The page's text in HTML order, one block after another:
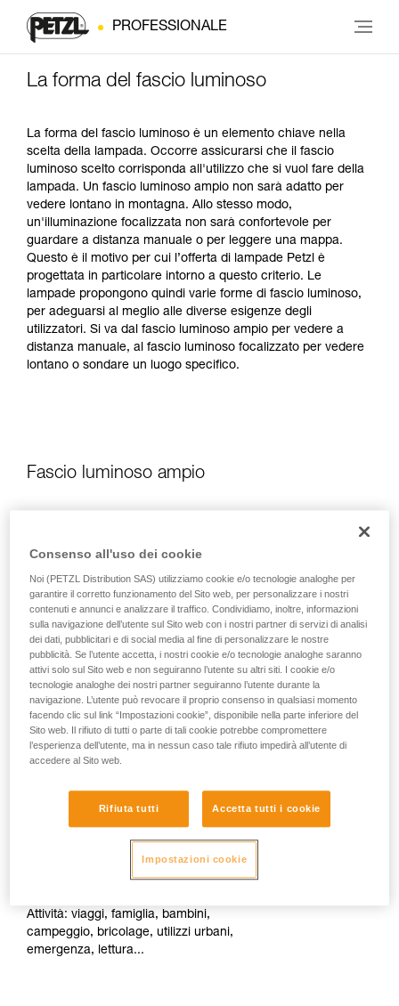
PROFESSIONALE
La forma del fascio luminoso
La forma del fascio luminoso è un elemento chiave nella
scelta della lampada. Occorre assicurarsi che il fascio
luminoso scelto corrisponda all'utilizzo che si vuol fare della
lampada. Un fascio luminoso ampio non sarà adatto per
vedere lontano in montagna. Allo stesso modo,
un'illuminazione focalizzata non sarà confortevole per
guardare a distanza manuale o per leggere una mappa.
Questo è il motivo per cui l’offerta di lampade Petzl è
progettata in particolare intorno a questo criterio. Le
lampade propongono quindi varie forme di fascio luminoso,
per adeguarsi al meglio alle diverse esigenze degli
utilizzatori. Si va dal fascio luminoso ampio per vedere a
distanza manuale, al fascio luminoso focalizzato per vedere
lontano o sondare un luogo specifico.
Fascio luminoso ampio
adatta alle attività statiche o che
Attività: viaggi, famiglia, bambini,
campeggio, bricolage, utilizzi urbani,
emergenza, lettura...
Consenso all'uso dei cookie
Noi (PETZL Distribution SAS) utilizziamo cookie e/o tecnologie analoghe per
garantire il corretto funzionamento del Sito web, per personalizzare i nostri
contenuti e annunci e analizzare il traffico. Condividiamo, inoltre, informazioni
sulla navigazione dell’utente sul Sito web con i nostri partner di servizi di analisi
dei dati, pubblicitari e di social media al fine di personalizzare le nostre
pubblicità. Se l’utente accetta, i nostri cookie e/o tecnologie analoghe saranno
attivi solo sul Sito web e non seguiranno l’utente su altri siti. I cookie e/o
tecnologie analoghe dei nostri partner seguiranno l’utente durante la
navigazione. L’utente può revocare il proprio consenso in qualsiasi momento
facendo clic sul link “Impostazioni cookie”, disponibile nella parte inferiore del
Sito web. Il rifiuto di tutti o parte di tali cookie potrebbe compromettere
l’esperienza dell’utente, ma in nessun caso tale rifiuto impedirà all’utente di
accedere al Sito web.
Rifiuta tutti Accetta tutti i cookie
Impostazioni cookie